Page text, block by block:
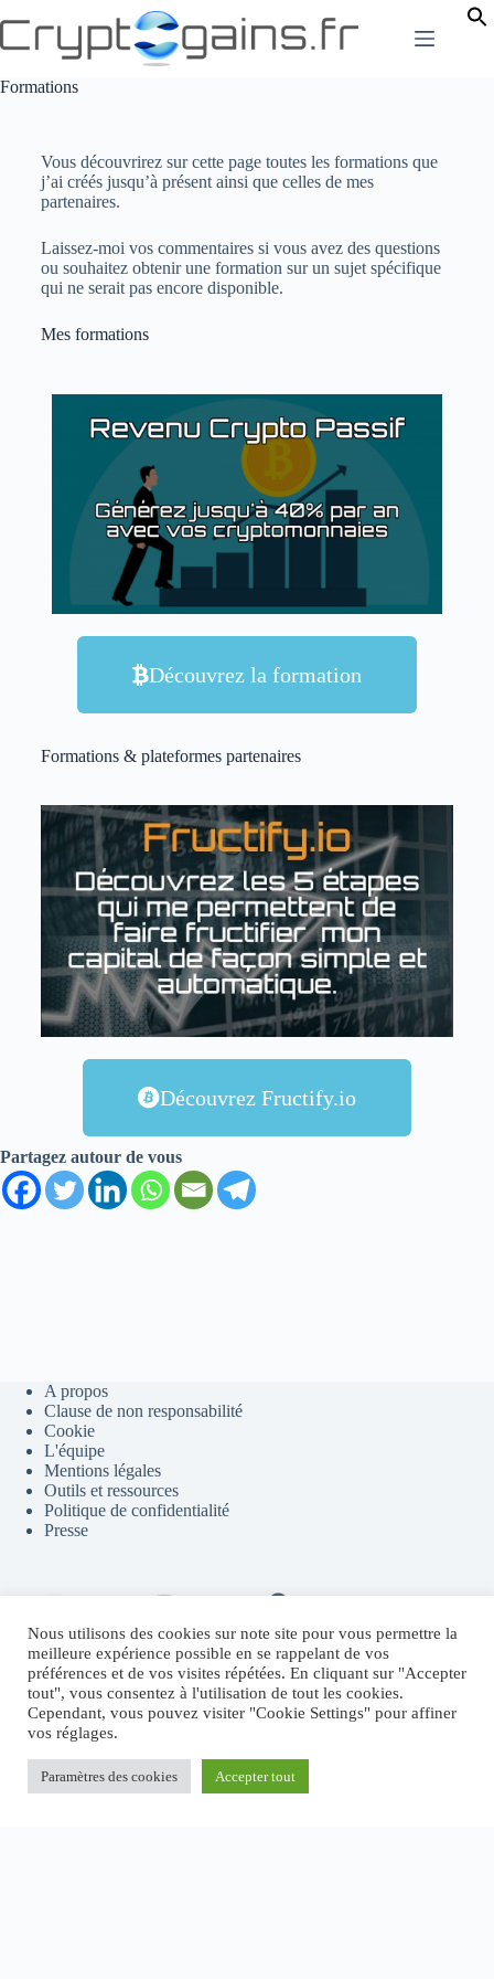
Formations
Vous découvrirez sur cette page toutes les formations que
j’ai créés jusqu’à présent ainsi que celles de mes
partenaires.
Laissez-moi vos commentaires si vous avez des questions
ou souhaitez obtenir une formation sur un sujet spécifique
qui ne serait pas encore disponible.
Mes formations
Découvrez la formation
Formations & plateformes partenaires
Découvrez Fructify.io
Partagez autour de vous
A propos
Clause de non responsabilité
Cookie
L'équipe
Mentions légales
Outils et ressources
Politique de confidentialité
Presse
Discord
Flux RSS
Sites partenaires
Fructify.io
Revenu Crypto Passif
Systeme.io
MichaelRevel.com
Nous utilisons des cookies sur note site pour vous permettre la
meilleure expérience possible en se rappelant de vos
préférences et de vos visites répétées. En cliquant sur "Accepter
tout", vous consentez à l'utilisation de tout les cookies.
Cependant, vous pouvez visiter "Cookie Settings" pour affiner
vos réglages.
Paramètres des cookies Accepter tout